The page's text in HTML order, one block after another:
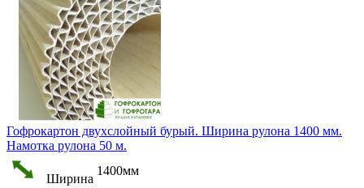
Гофрокартон двухслойный бурый. Ширина рулона 1400 мм.
Намотка рулона 50 м.
Ширина
1400мм